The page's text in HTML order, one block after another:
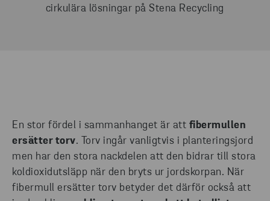
cirkulära lösningar på Stena Recycling
En stor fördel i sammanhanget är att fibermullen
ersätter torv. Torv ingår vanligtvis i planteringsjord
men har den stora nackdelen att den bidrar till stora
koldioxidutsläpp när den bryts ur jordskorpan. När
fibermull ersätter torv betyder det därför också att